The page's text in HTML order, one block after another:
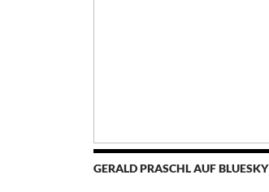
GERALD PRASCHL AUF BLUESKY